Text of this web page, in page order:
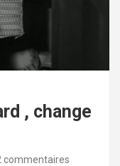
, change
commentaires